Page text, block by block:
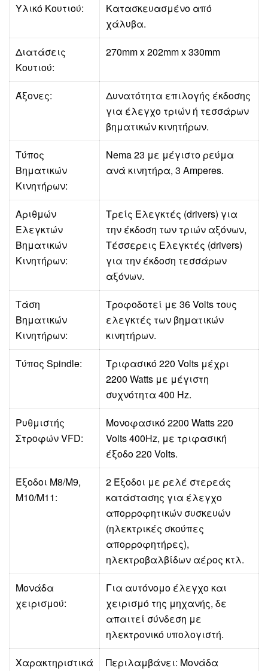
Υλικό Κουτιού:
Κατασκευασμένο από
χάλυβα.
Διατάσεις
Κουτιού:
270mm x 202mm x 330mm
Άξονες:
Δυνατότητα επιλογής έκδοσης
για έλεγχο τριών ή τεσσάρων
βηματικών κινητήρων.
Τύπος
Βηματικών
Κινητήρων:
Nema 23 με μέγιστο ρεύμα
ανά κινητήρα, 3 Amperes.
Αριθμών
Ελεγκτών
Βηματικών
Κινητήρων:
Τρείς Ελεγκτές (drivers) για
την έκδοση των τριών αξόνων,
Τέσσερεις Ελεγκτές (drivers)
για την έκδοση τεσσάρων
αξόνων.
Τάση
Βηματικών
Κινητήρων:
Τροφοδοτεί με 36 Volts τους
ελεγκτές των βηματικών
κινητήρων.
Τύπος Spindle:
Τριφασικό 220 Volts μέχρι
2200 Watts με μέγιστη
συχνότητα 400 Hz.
Ρυθμιστής
Στροφών VFD:
Μονοφασικό 2200 Watts 220
Volts 400Hz, με τριφασική
έξοδο 220 Volts.
Έξοδοι M8/M9,
M10/M11:
2 Έξοδοι με ρελέ στερεάς
κατάστασης για έλεγχο
απορροφητικών συσκευών
(ηλεκτρικές σκούπες
απορροφητήρες),
ηλεκτροβαλβίδων αέρος κτλ.
Μονάδα
χειρισμού:
Για αυτόνομο έλεγχο και
χειρισμό της μηχανής, δε
απαιτεί σύνδεση με
ηλεκτρονικό υπολογιστή.
Χαρακτηριστικά
Περιλαμβάνει: Μονάδα